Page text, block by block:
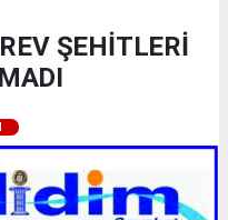
ŞEHİTLERİ